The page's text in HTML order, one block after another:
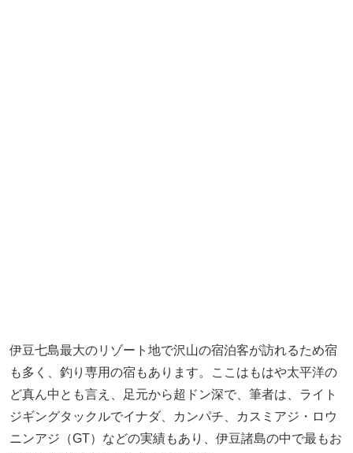
伊豆七島最大のリゾート地で沢山の宿泊客が訪れるため宿
も多く、釣り専用の宿もあります。ここはもはや太平洋の
ど真ん中とも言え、足元から超ドン深で、筆者は、ライト
ジギングタックルでイナダ、カンパチ、カスミアジ・ロウ
ニンアジ（GT）などの実績もあり、伊豆諸島の中で最もお